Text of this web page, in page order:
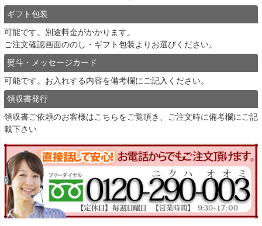
ギフト包装
可能です。別途料金がかかります。
ご注文確認画面ののし・ギフト包装よりお選びください。
熨斗・メッセージカード
可能です。お入れする内容を備考欄にご記入ください。
領収書発行
領収書ご依頼のお客様はこちらをご覧頂き、ご注文時に備考欄にご記
載下さい